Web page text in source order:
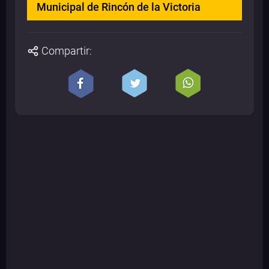
Municipal de Rincón de la Victoria
Compartir: